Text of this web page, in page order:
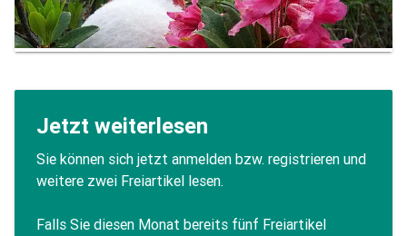
Jetzt weiterlesen
Sie können sich jetzt anmelden bzw. registrieren und
weitere zwei Freiartikel lesen.
Falls Sie diesen Monat bereits fünf Freiartikel